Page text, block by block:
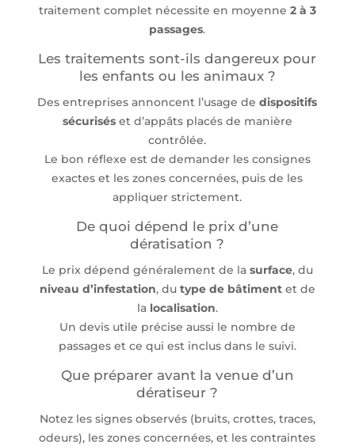
traitement complet nécessite en moyenne 2 à 3
passages.
Les traitements sont-ils dangereux pour
les enfants ou les animaux ?
Des entreprises annoncent l’usage dedispositifs
sécuriséset d’appâts placés de manière
contrôlée.
Le bon réflexe est de demander les consignes
exactes et les zones concernées, puis de les
appliquer strictement.
De quoi dépend le prix d’une
dératisation ?
Le prix dépend généralement de la surface, du
niveau d’infestation, du type de bâtimentet de
la localisation.
Un devis utile précise aussi le nombre de
passages et ce qui est inclus dans le suivi.
Que préparer avant la venue d’un
dératiseur ?
Notez les signes observés (bruits, crottes, traces,
odeurs), les zones concernées, et les contraintes